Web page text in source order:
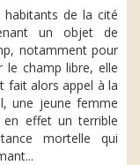
de la cité
un objet de
notamment pour
le champ libre, elle
fait alors appel à la
une jeune femme
effet un terrible
mortelle qui